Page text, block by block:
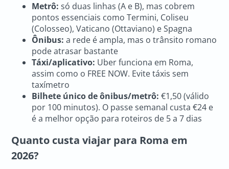
Metrô:só duas linhas (A e B), mas cobrem
pontos essenciais como Termini, Coliseu
(Colosseo), Vaticano (Ottaviano) e Spagna
Ônibus: a rede é ampla, mas o trânsito romano
pode atrasar bastante
Táxi/aplicativo: Uber funciona em Roma,
assim como o FREE NOW. Evite táxis sem
taxímetro
Bilhete único de ônibus/metrô:€1,50 (válido
por 100 minutos). O passe semanal custa €24 e
é a melhor opção para roteiros de 5 a 7 dias
Quanto custa viajar para Roma em
2026?